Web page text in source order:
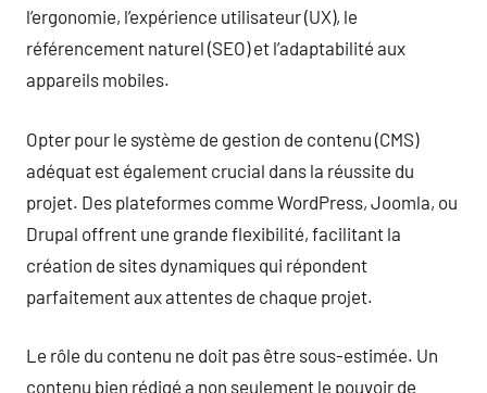
l’ergonomie, l’expérience utilisateur (UX), le
référencement naturel (SEO) et l’adaptabilité aux
appareils mobiles.
Opter pour le système de gestion de contenu (CMS)
adéquat est également crucial dans la réussite du
projet. Des plateformes comme WordPress, Joomla, ou
Drupal offrent une grande flexibilité, facilitant la
création de sites dynamiques qui répondent
parfaitement aux attentes de chaque projet.
Le rôle du contenu ne doit pas être sous-estimée. Un
contenu bien rédigé a non seulement le pouvoir de